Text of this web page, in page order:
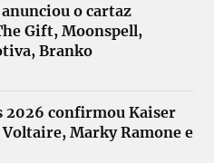
o cartaz
Gift, Moonspell,
Branko
2026 confirmou Kaiser
Marky Ramone e